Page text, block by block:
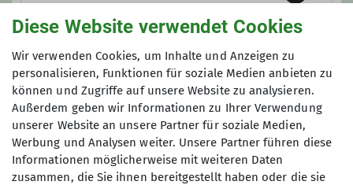
1. Vorsitzender
Familienbeauftragter Beirat
Habt ihr Lust auf regelmäßige Touren
mit eurer Familie?
Wir freuen uns jederzeit über neue
Mitstreiter*innen. Dann meldet euch
und seid mit dabei.
Anmeldung
thomas.huettl@dav-otterfing.de
08024 6467854
Diese Website verwendet Cookies
Wir verwenden Cookies, um Inhalte und Anzeigen zu
personalisieren, Funktionen für soziale Medien anbieten zu
können und Zugriffe auf unsere Website zu analysieren.
Außerdem geben wir Informationen zu Ihrer Verwendung
unserer Website an unsere Partner für soziale Medien,
Werbung und Analysen weiter. Unsere Partner führen diese
Informationen möglicherweise mit weiteren Daten
zusammen, die Sie ihnen bereitgestellt haben oder die sie